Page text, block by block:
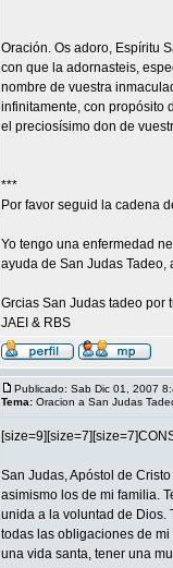
Oración. Os adoro, Espíritu
con que la adornasteis,
nombre de vuestra
infinitamente, con propósito
el preciosísimo don de
***
Por favor seguid la cadena
Yo tengo una enfermedad
ayuda de San Judas Tadeo,
Grcias San Judas tadeo por
JAEI & RBS
Publicado: Sab Dic 01, 2007
Tema: Oracion a San Judas
San Judas, Apóstol de
asimismo los de mi familia.
unida a la voluntad de Dios.
todas las obligaciones de
una vida santa, tener una